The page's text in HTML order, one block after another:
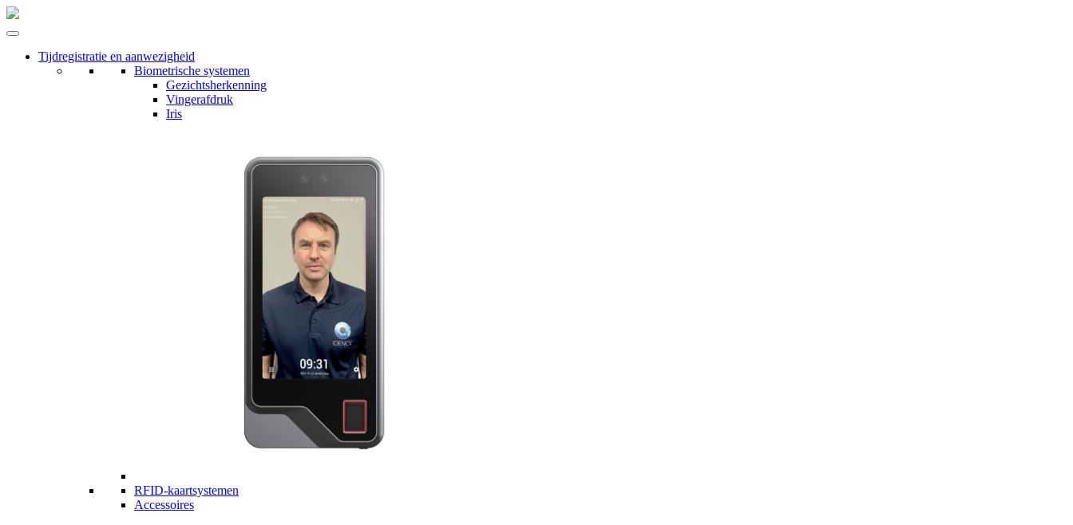
Tijdregistratie en aanwezigheid
Biometrische systemen
Gezichtsherkenning
Vingerafdruk
Iris
RFID-kaartsystemen
Accessoires